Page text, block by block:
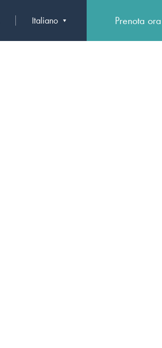
Italiano Prenota ora